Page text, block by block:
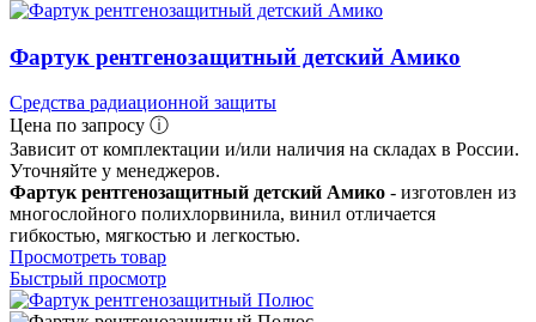
Фартук рентгенозащитный детский Амико
Средства радиационной защиты
Цена по запросу ⓘ
Зависит от комплектации и/или наличия на складах в России.
Уточняйте у менеджеров.
Фартук рентгенозащитный детский Амико - изготовлен из
многослойного полихлорвинила, винил отличается
гибкостью, мягкостью и легкостью.
Просмотреть товар
Быстрый просмотр